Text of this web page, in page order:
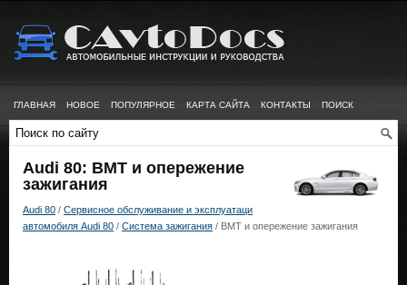
ГЛАВНАЯ НОВОЕ ПОПУЛЯРНОЕ КАРТА САЙТА КОНТАКТЫ ПОИСК
Audi 80: ВМТ и опережение
зажигания
Audi 80 / Сервисное обслуживание и эксплуатаци
автомобиля Audi 80 / Система зажигания / ВМТ и опережение зажигания